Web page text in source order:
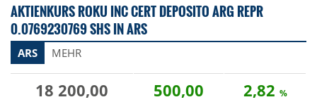
AKTIENKURS ROKU INC CERT DEPOSITO ARG REPR
0.0769230769 SHS IN ARS
ARS MEHR
18 200,00 500,00 2,82 %